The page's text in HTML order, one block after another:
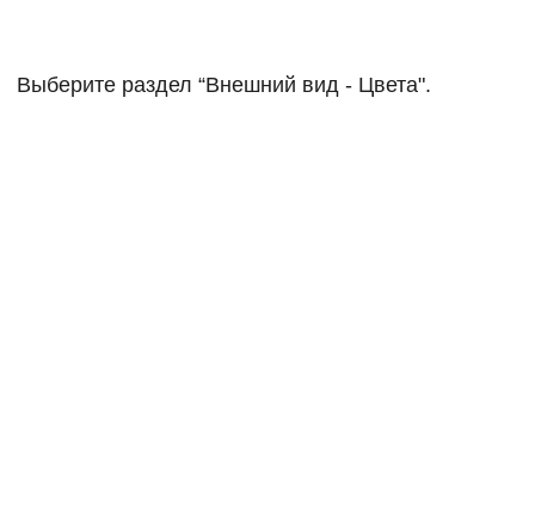
Выберите раздел “Внешний вид - Цвета".